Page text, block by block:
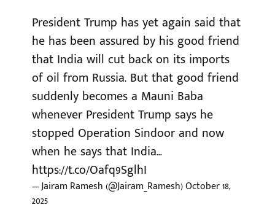
President Trump has yet again said that
he has been assured by his good friend
that India will cut back on its imports
of oil from Russia. But that good friend
suddenly becomes a Mauni Baba
whenever President Trump says he
stopped Operation Sindoor and now
when he says that India…
https://t.co/Oafq9SglhI
— Jairam Ramesh (@Jairam_Ramesh)October 18,
2025